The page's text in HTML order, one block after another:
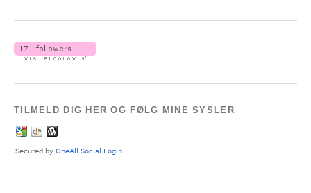
TILMELD DIG HER OG FØLG MINE SYSLER